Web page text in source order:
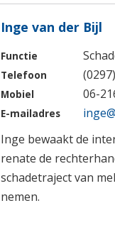
Inge van der Bijl
Functie
Telefoon
Mobiel 06-
E-mailadres
Inge bewaakt de
renate de
schadetraject van
nemen.